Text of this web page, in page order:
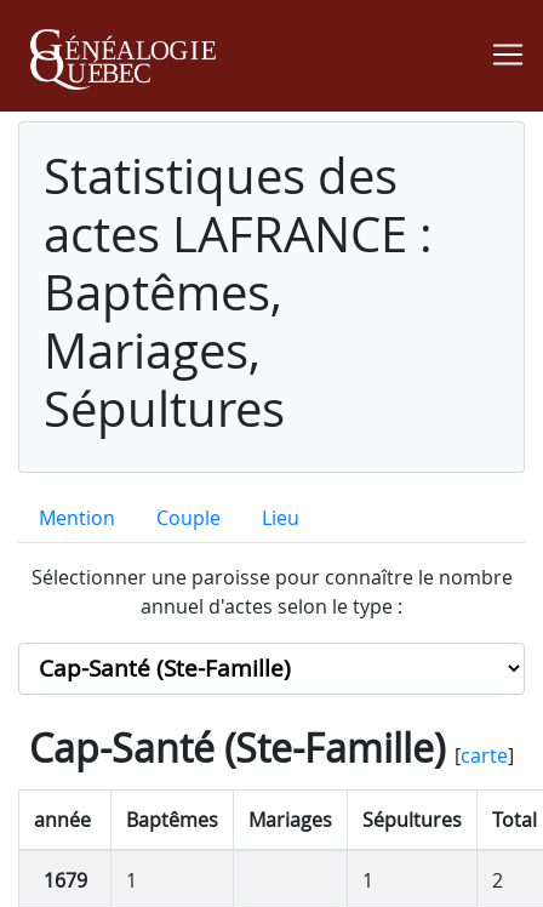
Statistiques des
actes LAFRANCE :
Baptêmes,
Mariages,
Sépultures
Mention Couple Lieu
Sélectionner une paroisse pour connaître le nombre
annuel d'actes selon le type :
Cap-Santé (Ste-Famille)[carte]
année Baptêmes Mariages Sépultures Total
1679 1 1 2